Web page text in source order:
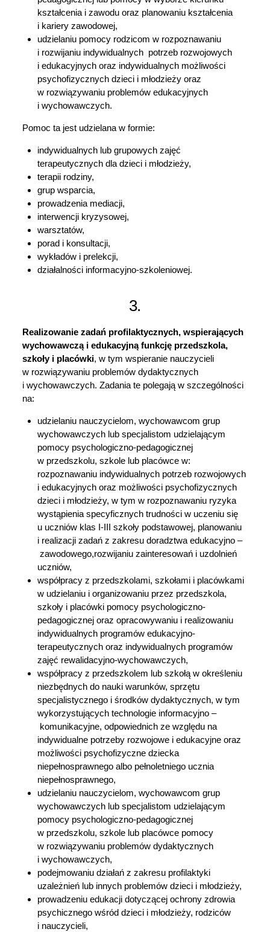
kształcenia i zawodu oraz planowaniu kształcenia
i kariery zawodowej,
udzielaniu pomocy rodzicom w rozpoznawaniu
i rozwijaniu indywidualnych potrzeb rozwojowych
i edukacyjnych oraz indywidualnych możliwości
psychofizycznych dzieci i młodzieży oraz
w rozwiązywaniu problemów edukacyjnych
i wychowawczych.
Pomoc ta jest udzielana w formie:
indywidualnych lub grupowych zajęć
terapeutycznych dla dzieci i młodzieży,
terapii rodziny,
grup wsparcia,
prowadzenia mediacji,
interwencji kryzysowej,
warsztatów,
porad i konsultacji,
wykładów i prelekcji,
działalności informacyjno-szkoleniowej.
3.
Realizowanie zadań profilaktycznych, wspierających
wychowawczą i edukacyjną funkcję przedszkola,
szkoły i placówki, w tym wspieranie nauczycieli
w rozwiązywaniu problemów dydaktycznych
i wychowawczych. Zadania te polegają w szczególności
na:
udzielaniu nauczycielom, wychowawcom grup
wychowawczych lub specjalistom udzielającym
pomocy psychologiczno-pedagogicznej
w przedszkolu, szkole lub placówce w:
rozpoznawaniu indywidualnych potrzeb rozwojowych
i edukacyjnych oraz możliwości psychofizycznych
dzieci i młodzieży, w tym w rozpoznawaniu ryzyka
wystąpienia specyficznych trudności w uczeniu się
u uczniów klas I-III szkoły podstawowej, planowaniu
i realizacji zadań z zakresu doradztwa edukacyjno –
zawodowego,rozwijaniu zainteresowań i uzdolnień
uczniów,
współpracy z przedszkolami, szkołami i placówkami
w udzielaniu i organizowaniu przez przedszkola,
szkoły i placówki pomocy psychologiczno-
pedagogicznej oraz opracowywaniu i realizowaniu
indywidualnych programów edukacyjno-
terapeutycznych oraz indywidualnych programów
zajęć rewalidacyjno-wychowawczych,
współpracy z przedszkolem lub szkołą w określeniu
niezbędnych do nauki warunków, sprzętu
specjalistycznego i środków dydaktycznych, w tym
wykorzystujących technologie informacyjno –
komunikacyjne, odpowiednich ze względu na
indywidualne potrzeby rozwojowe i edukacyjne oraz
możliwości psychofizyczne dziecka
niepełnosprawnego albo pełnoletniego ucznia
niepełnosprawnego,
udzielaniu nauczycielom, wychowawcom grup
wychowawczych lub specjalistom udzielającym
pomocy psychologiczno-pedagogicznej
w przedszkolu, szkole lub placówce pomocy
w rozwiązywaniu problemów dydaktycznych
i wychowawczych,
podejmowaniu działań z zakresu profilaktyki
uzależnień lub innych problemów dzieci i młodzieży,
prowadzeniu edukacji dotyczącej ochrony zdrowia
psychicznego wśród dzieci i młodzieży, rodziców
i nauczycieli,